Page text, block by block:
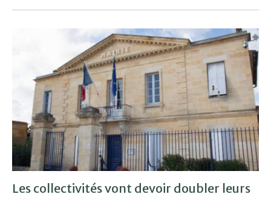
Les collectivités vont devoir doubler leurs